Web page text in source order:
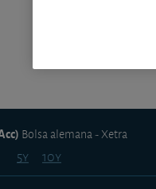
5y 10y
Bolsa alemana - Xetra